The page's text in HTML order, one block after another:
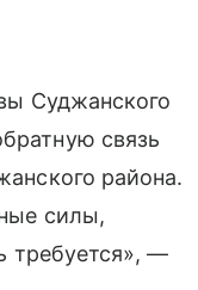
Суджанского
связь
района.
силы,
требуется», —